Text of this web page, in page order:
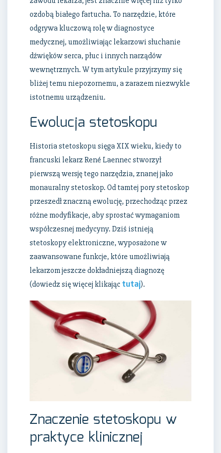
ozdobą białego fartucha. To narzędzie, które
odgrywa kluczową rolę w diagnostyce
medycznej, umożliwiając lekarzowi słuchanie
dźwięków serca, płuc i innych narządów
wewnętrznych. W tym artykule przyjrzymy się
bliżej temu niepozornemu, a zarazem niezwykle
istotnemu urządzeniu.
Ewolucja stetoskopu
Historia stetoskopu sięga XIX wieku, kiedy to
francuski lekarz René Laennec stworzył
pierwszą wersję tego narzędzia, znanej jako
monauralny stetoskop. Od tamtej pory stetoskop
przeszedł znaczną ewolucję, przechodząc przez
różne modyfikacje, aby sprostać wymaganiom
współczesnej medycyny. Dziś istnieją
stetoskopy elektroniczne, wyposażone w
zaawansowane funkcje, które umożliwiają
lekarzom jeszcze dokładniejszą diagnozę
(dowiedz się więcej klikając tutaj).
Znaczenie stetoskopu w
praktyce klinicznej